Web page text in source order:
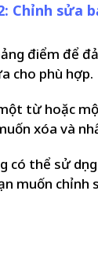
Chỉnh sửa
điểm để
cho phù hợp.
từ hoặc
xóa và
có thể sử
muốn chỉnh